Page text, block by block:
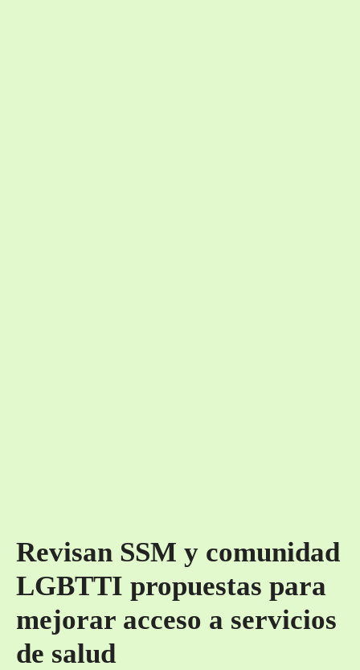
Revisan SSM y comunidad
LGBTTI propuestas para
mejorar acceso a servicios
de salud